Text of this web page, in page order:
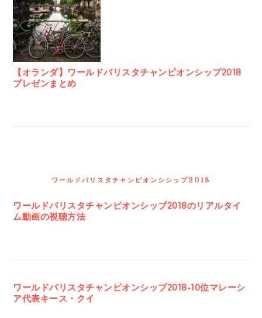
【オランダ】ワールドバリスタチャンピオンシップ2018
プレゼンまとめ
ワールドバリスタチャンピオンシシップ2018
ワールドバリスタチャンピオンシップ2018のリアルタイ
ム動画の視聴方法
ワールドバリスタチャンピオンシップ2018-10位マレーシ
ア代表キース・クイ